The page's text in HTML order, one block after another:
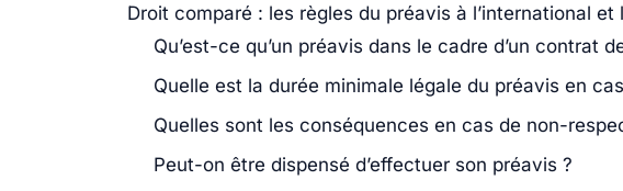
Droit comparé : les règles du préavis à l’international et
Qu’est-ce qu’un préavis dans le cadre d’un contrat
Quelle est la durée minimale légale du préavis en
Quelles sont les conséquences en cas de non-
Peut-on être dispensé d’effectuer son préavis ?